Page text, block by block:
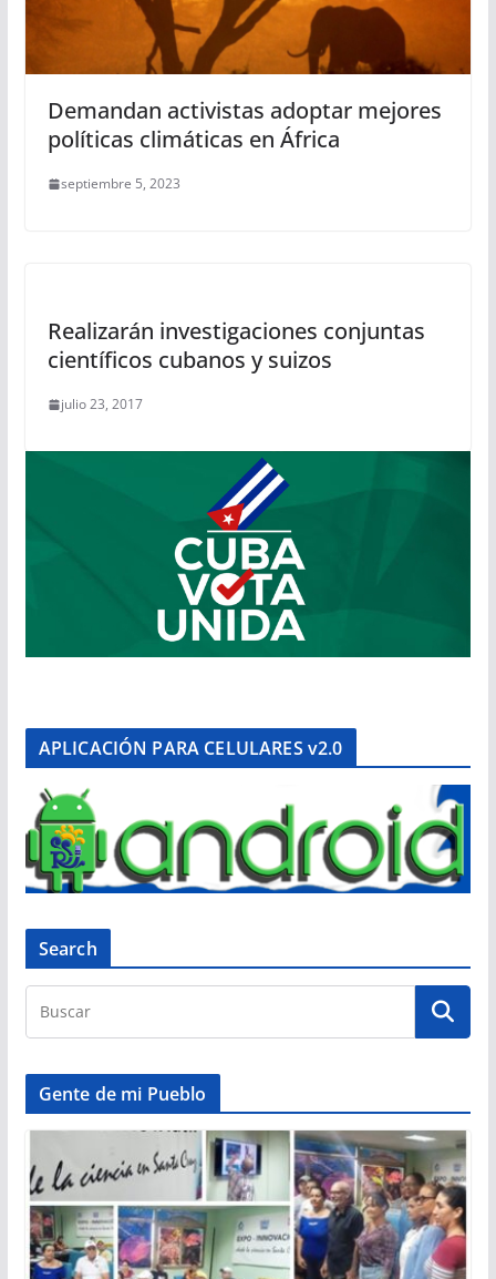
Demandan activistas adoptar mejores
políticas climáticas en África
septiembre 5, 2023
Realizarán investigaciones conjuntas
científicos cubanos y suizos
julio 23, 2017
APLICACIÓN PARA CELULARES v2.0
Search
Gente de mi Pueblo